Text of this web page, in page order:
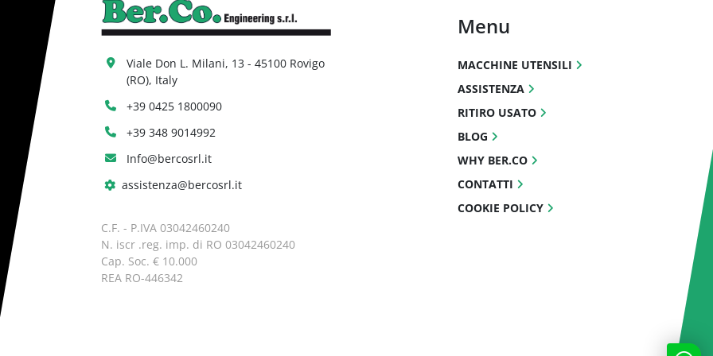
Viale Don L. Milani, 13 - 45100 Rovigo
(RO), Italy
+39 0425 1800090
+39 348 9014992
Info@bercosrl.it
assistenza@bercosrl.it
C.F. - P.IVA 03042460240
N. iscr .reg. imp. di RO 03042460240
Cap. Soc. € 10.000
REA RO-446342
Menu
MACCHINE UTENSILI
ASSISTENZA
RITIRO USATO
BLOG
WHY BER.CO
CONTATTI
COOKIE POLICY